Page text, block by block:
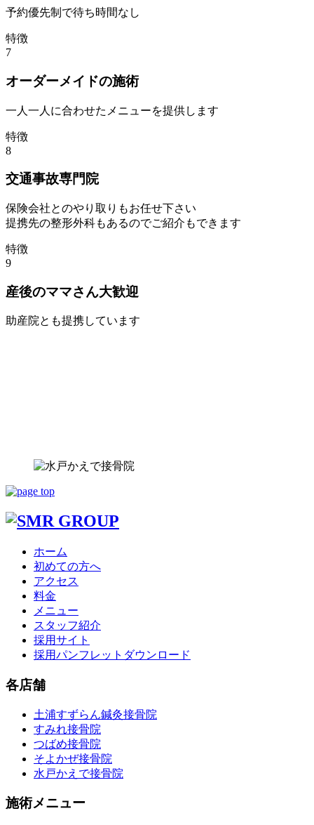
予約優先制で待ち時間なし
特徴
7
オーダーメイドの施術
一人一人に合わせたメニューを提供します
特徴
8
交通事故専門院
保険会社とのやり取りもお任せ下さい
提携先の整形外科もあるのでご紹介もできます
特徴
9
産後のママさん大歓迎
助産院とも提携しています
ホーム
初めての方へ
アクセス
料金
メニュー
スタッフ紹介
採用サイト
採用パンフレットダウンロード
各店舗
土浦すずらん鍼灸接骨院
すみれ接骨院
つばめ接骨院
そよかぜ接骨院
水戸かえで接骨院
施術メニュー